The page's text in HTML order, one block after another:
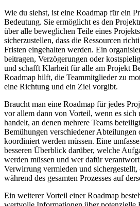
Wie du siehst, ist eine Roadmap für ein
Bedeutung. Sie ermöglicht es den
über alle beweglichen Teile eines
sicherzustellen, dass die Ressourcen
Fristen eingehalten werden. Ein
beitragen, Verzögerungen oder
und schafft Klarheit für alle am Projekt
Roadmap hilft, die Teammitglieder zu
eine Richtung und ein Ziel vorgibt.
Braucht man eine Roadmap für jedes
vor allem dann von Vorteil, wenn es sich
handelt, an denen mehrere Teams
Bemühungen verschiedener Abteilungen
koordiniert werden müssen. Eine
besseren Überblick darüber, welche
werden müssen und wer dafür
Verwirrung vermieden und sichergestellt,
während des gesamten Prozesses auf
Ein weiterer Vorteil einer Roadmap